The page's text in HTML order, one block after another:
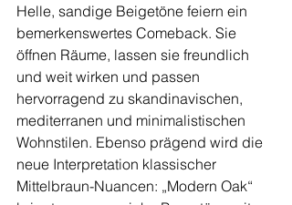
Helle, sandige Beigetöne feiern ein
bemerkenswertes Comeback. Sie
öffnen Räume, lassen sie freundlich
und weit wirken und passen
hervorragend zu skandinavischen,
mediterranen und minimalistischen
Wohnstilen. Ebenso prägend wird die
neue Interpretation klassischer
Mittelbraun-Nuancen: „Modern Oak“